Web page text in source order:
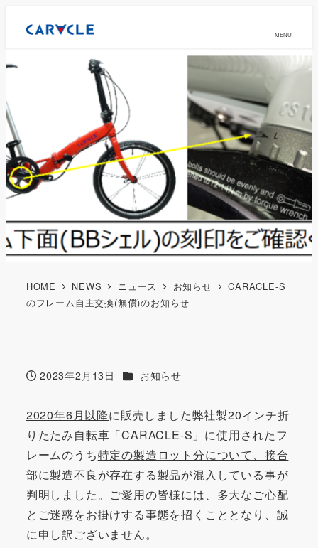
MENU
HOME NEWS ニュース お知らせ
CARACLE-S
のフレーム自主交換(無償)のお知らせ
投稿日
2023年2月13日 カテゴリー
お知らせ
2020年6月以降に販売しました弊社製20インチ折
りたたみ自転車「CARACLE-S」に使用されたフ
レームのうち特定の製造ロット分について、接合
部に製造不良が存在する製品が混入している事が
判明しました。ご愛用の皆様には、多大なご心配
とご迷惑をお掛けする事態を招くこととなり、誠
に申し訳ございません。